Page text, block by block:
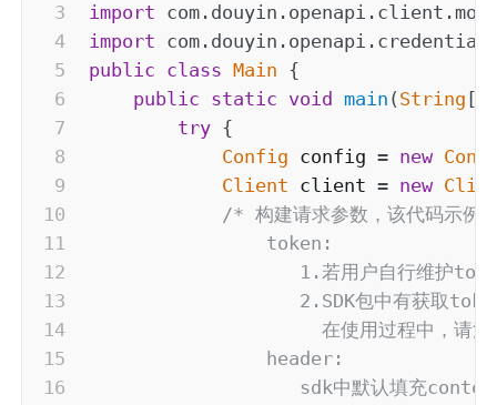
import com . douyin . openapi . client .
import com . douyin . openapi . credential
public class Main {
public static void main ( String [
try {
Config config = new
Client client = new
/* 构建请求参数，该代码示例
                token:
1.若用户自行维护
2.SDK包中有获取
在使用过程中，请注
                header:
sdk中默认填充